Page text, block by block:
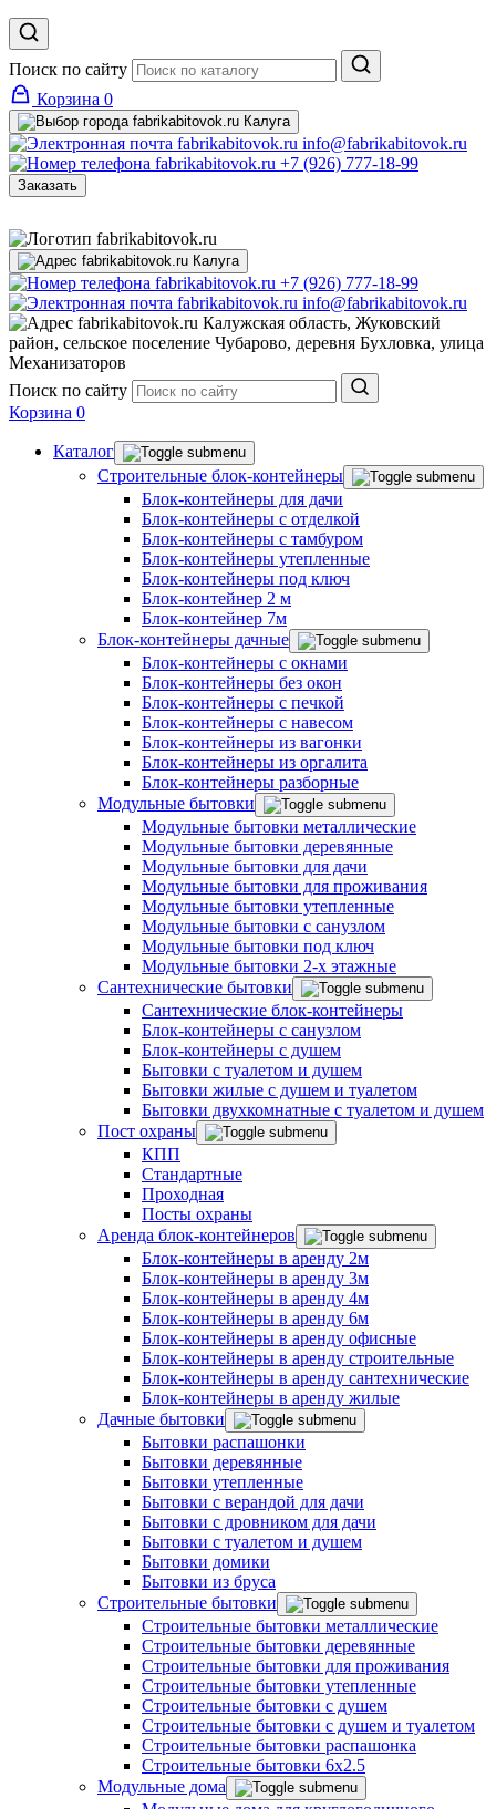
Поиск по сайту
Корзина 0
Калуга
info@fabrikabitovok.ru
+7 (926) 777-18-99
Заказать
Калуга
+7 (926) 777-18-99
info@fabrikabitovok.ru
Калужская область, Жуковский
район, сельское поселение Чубарово, деревня Бухловка, улица
Механизаторов
Поиск по сайту
Корзина 0
Каталог
Строительные блок-контейнеры
Блок-контейнеры для дачи
Блок-контейнеры с отделкой
Блок-контейнеры с тамбуром
Блок-контейнеры утепленные
Блок-контейнеры под ключ
Блок-контейнер 2 м
Блок-контейнер 7м
Блок-контейнеры дачные
Блок-контейнеры с окнами
Блок-контейнеры без окон
Блок-контейнеры с печкой
Блок-контейнеры с навесом
Блок-контейнеры из вагонки
Блок-контейнеры из оргалита
Блок-контейнеры разборные
Модульные бытовки
Модульные бытовки металлические
Модульные бытовки деревянные
Модульные бытовки для дачи
Модульные бытовки для проживания
Модульные бытовки утепленные
Модульные бытовки с санузлом
Модульные бытовки под ключ
Модульные бытовки 2-х этажные
Сантехнические бытовки
Сантехнические блок-контейнеры
Блок-контейнеры с санузлом
Блок-контейнеры с душем
Бытовки с туалетом и душем
Бытовки жилые с душем и туалетом
Бытовки двухкомнатные с туалетом и душем
Пост охраны
КПП
Стандартные
Проходная
Посты охраны
Аренда блок-контейнеров
Блок-контейнеры в аренду 2м
Блок-контейнеры в аренду 3м
Блок-контейнеры в аренду 4м
Блок-контейнеры в аренду 6м
Блок-контейнеры в аренду офисные
Блок-контейнеры в аренду строительные
Блок-контейнеры в аренду сантехнические
Блок-контейнеры в аренду жилые
Дачные бытовки
Бытовки распашонки
Бытовки деревянные
Бытовки утепленные
Бытовки с верандой для дачи
Бытовки с дровником для дачи
Бытовки с туалетом и душем
Бытовки домики
Бытовки из бруса
Строительные бытовки
Строительные бытовки металлические
Строительные бытовки деревянные
Строительные бытовки для проживания
Строительные бытовки утепленные
Строительные бытовки с душем
Строительные бытовки с душем и туалетом
Строительные бытовки распашонка
Строительные бытовки 6x2.5
Модульные дома